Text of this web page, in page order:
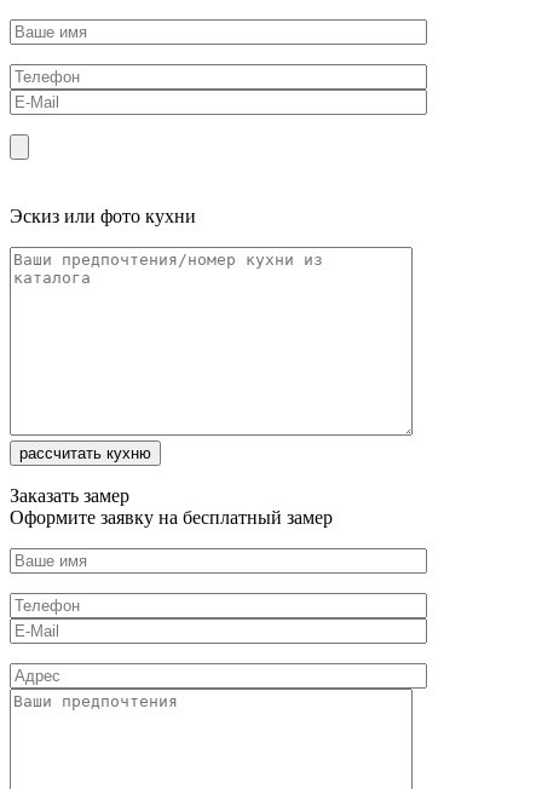
Эскиз или фото кухни
Заказать замер
Оформите заявку на бесплатный замер